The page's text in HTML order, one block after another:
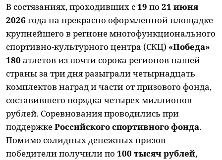
В состязаниях, проходивших с19 по 21 июня
2026 года на прекрасно оформленной площадке
крупнейшего в регионе многофункционального
спортивно-культурного центра (СКЦ) «Победа»
180 атлетов из почти сорока регионов нашей
страны за три дня разыграли четырнадцать
комплектов наград и части от призового фонда,
составившего порядка четырех миллионов
рублей. Соревнования проводились при
поддержкеРоссийского спортивного фонда.
Помимо солидных денежных призов —
победители получили по 100 тысяч рублей,